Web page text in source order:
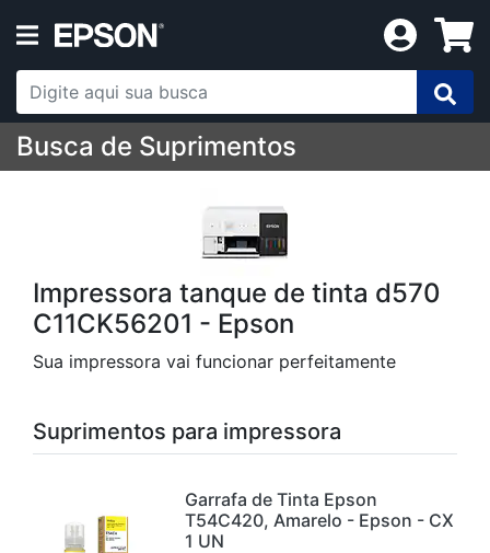
Busca de Suprimentos
Impressora tanque de tinta d570
C11CK56201 - Epson
Sua impressora vai funcionar perfeitamente
Suprimentos para impressora
Garrafa de Tinta Epson
T54C420, Amarelo - Epson - CX
1 UN